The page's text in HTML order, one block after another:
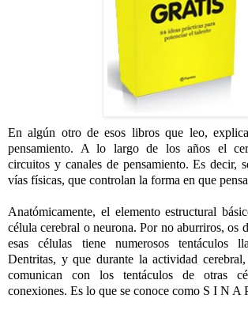
En algún otro de esos libros que leo,
pensamiento. A lo largo de los años el
circuitos y canales de pensamiento. Es decir,
vías físicas, que controlan la forma en que
Anatómicamente, el elemento estructural
célula cerebral o neurona. Por no aburriros, os
esas células tiene numerosos tentáculos
Dentritas, y que durante la actividad
comunican con los tentáculos de otras
conexiones. Es lo que se conoce como S I N A